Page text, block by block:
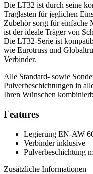
Die LT32 ist durch seine
Traglasten für jeglichen
Zubehör sorgt für einfache
ist der ideale Träger von
Die LT32-Serie ist
wie Eurotruss und
Verbinder.
Alle Standard- sowie
Pulverbeschichtungen in
Ihren Wünschen
Features
Legierung EN-AW
Verbinder inklusive
Pulverbeschichtung
Zusätzliche Informationen